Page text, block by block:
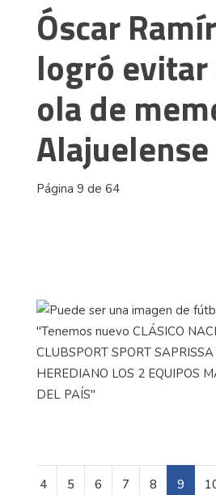
Óscar
logró
ola de
Alajuelense
Página 9 de 64
4 5 6 7 8 9